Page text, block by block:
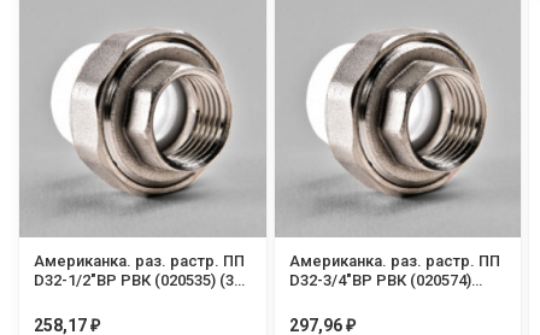
Американка. раз. растр. ПП
D32-1/2"ВР РВК (020535) (30
258,17 ₽
Американка. раз. растр. ПП
D32-3/4"ВР РВК (020574)
297,96 ₽